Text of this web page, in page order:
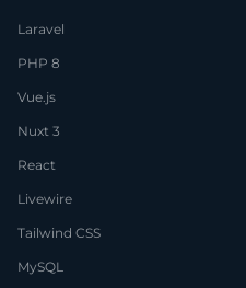
Laravel
PHP 8
Vue.js
Nuxt 3
React
Livewire
Tailwind CSS
MySQL